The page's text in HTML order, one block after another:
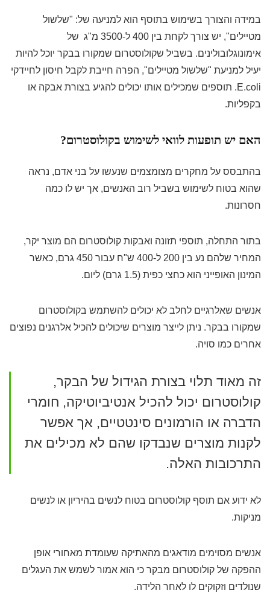
במידה והצורך בשימוש בתוסף הוא למניעה של: "שלשול
מטיילים", יש צורך לקחת בין 400 ל-3500 מ"ג של
אימונוגלובולינים. בשביל שקולוסטרום שמקורו בבקר יוכל להיות
יעיל למניעת "שלשול מטיילים", הפרה חייבת לקבל חיסון לחיידקי
E.coli. תוספים שמכילים אותו יכולים להגיע בצורת אבקה או
בקפליות.
האם יש תופעות לוואי לשימוש בקולוסטרום?
בהתבסס על מחקרים מצומצמים שנעשו על בני אדם, נראה
שהוא בטוח לשימוש בשביל רוב האנשים, אך יש לו כמה
חסרונות.
בתור התחלה, תוספי תזונה ואבקות קולוסטרום הם מוצר יקר,
המחיר שלהם נע בין 200 ל-400 ש"ח עבור 450 גרם, כאשר
המינון האופייני הוא כחצי כפית (1.5 גרם) ליום.
אנשים שאלרגיים לחלב לא יכולים להשתמש בקולוסטרום
שמקורו בבקר. ניתן לייצר מוצרים שיכולים להכיל אלרגנים נפוצים
אחרים כמו סויה.
זה מאוד תלוי בצורת הגידול של הבקר,
קולוסטרום יכול להכיל אנטיביוטיקה, חומרי
הדברה או הורמונים סינטטיים, אך אפשר
לקנות מוצרים שנבדקו שהם לא מכילים את
התרכובות האלה.
לא ידוע אם תוסף קולוסטרום בטוח לנשים בהיריון או לנשים
מניקות.
אנשים מסוימים מודאגים מהאתיקה שעומדת מאחורי אופן
ההפקה של קולוסטרום מבקר כי הוא אמור לשמש את העגלים
שנולדים וזקוקים לו לאחר הלידה.